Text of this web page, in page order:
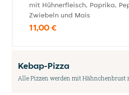
mit Hühnerfleisch, Paprika,
Zwiebeln und Mais
11,00 €
Kebap-Pizza
Alle Pizzen werden mit Hähnchenbrust